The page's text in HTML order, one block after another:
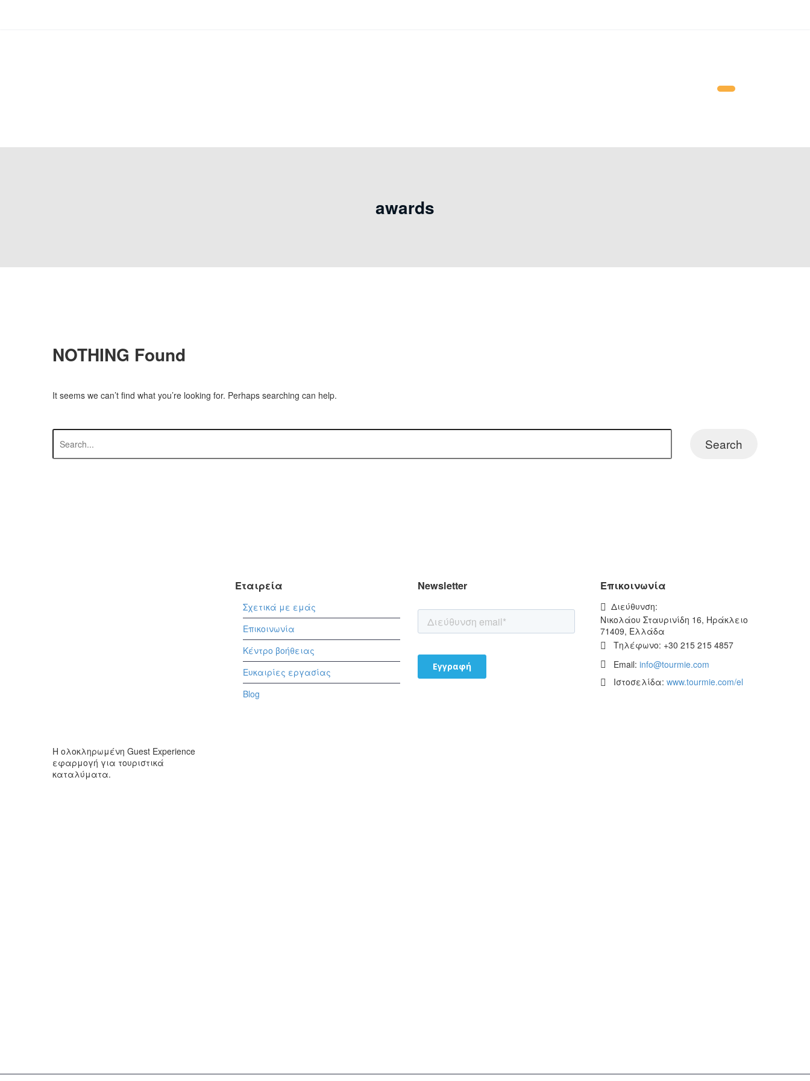
awards
NOTHING Found
It seems we can’t find what you’re looking for. Perhaps searching can help.
Search
Η ολοκληρωμένη Guest Experience
εφαρμογή για τουριστικά
καταλύματα.
Εταιρεία
Σχετικά με εμάς
Επικοινωνία
Κέντρο βοήθειας
Ευκαιρίες εργασίας
Blog
Newsletter Eπικοινωνία
Διεύθυνση:
Νικολάου Σταυρινίδη 16, Ηράκλειο
71409, Ελλάδα
Τηλέφωνο: +30 215 215 4857
Email: info@tourmie.com
Ιστοσελίδα: www.tourmie.com/el